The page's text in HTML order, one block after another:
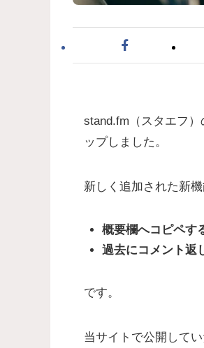
stand.fm（スタエフ
ップしました。
新しく追加された新機
概要欄へコピペす
過去にコメント返
です。
当サイトで公開して